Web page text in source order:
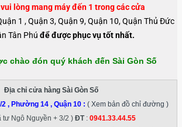
lòng mang máy đến 1 trong các cửa
1 , Quận 3, Quận 9, Quận 10, Quận Thủ Đức
Tân Phú để được phục vụ tốt nhất.
chào đón quý khách đến Sài Gòn Số
Địa chỉ cửa hàng Sài Gòn Số
, Phường 14 , Quận 10: ( Xem bản đồ chỉ đường )
tư Ngô Nguyền + 3/2 ) ĐT: 0941.33.44.55